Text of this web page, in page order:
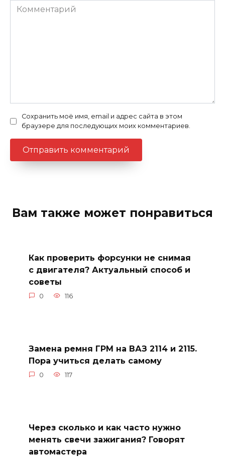
Комментарий
Сохранить моё имя, email и адрес сайта в этом
браузере для последующих моих комментариев.
Вам также может понравиться
Как проверить форсунки не снимая
с двигателя? Актуальный способ и
советы
0 116
Замена ремня ГРМ на ВАЗ 2114 и 2115.
Пора учиться делать самому
0 117
Через сколько и как часто нужно
менять свечи зажигания? Говорят
автомастера